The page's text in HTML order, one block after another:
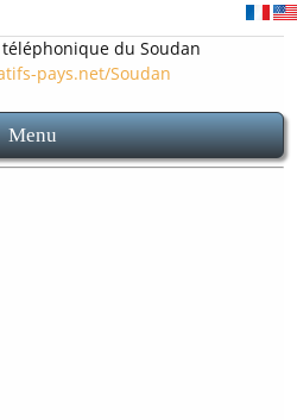
du Soudan
pays.net/Soudan
Menu